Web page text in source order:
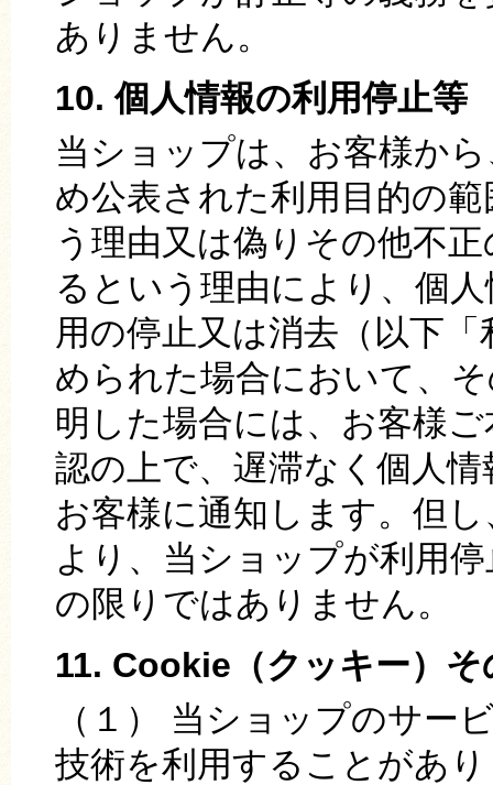
ありません。
10. 個人情報の利用停止等
当ショップは、お客様か
め公表された利用目的の
う理由又は偽りその他不
るという理由により、個
用の停止又は消去（以下
められた場合において、
明した場合には、お客様
認の上で、遅滞なく個人
お客様に通知します。但
より、当ショップが利用
の限りではありません。
11. Cookie（クッキー）
（１） 当ショップのサー
技術を利用することがあ